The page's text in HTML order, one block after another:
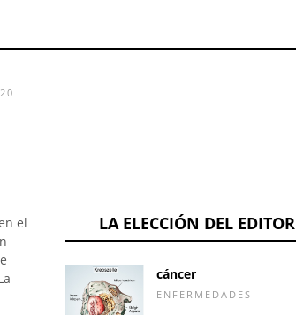
el
LA ELECCIÓN DEL EDITOR
cáncer
ENFERMEDADES